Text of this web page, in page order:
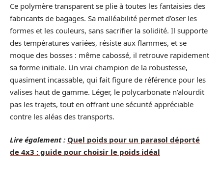
Ce polymère transparent se plie à toutes les fantaisies des
fabricants de bagages. Sa malléabilité permet d’oser les
formes et les couleurs, sans sacrifier la solidité. Il supporte
des températures variées, résiste aux flammes, et se
moque des bosses : même cabossé, il retrouve rapidement
sa forme initiale. Un vrai champion de la robustesse,
quasiment incassable, qui fait figure de référence pour les
valises haut de gamme. Léger, le polycarbonate n’alourdit
pas les trajets, tout en offrant une sécurité appréciable
contre les aléas des transports.
Lire également : Quel poids pour un parasol déporté
de 4x3 : guide pour choisir le poids idéal